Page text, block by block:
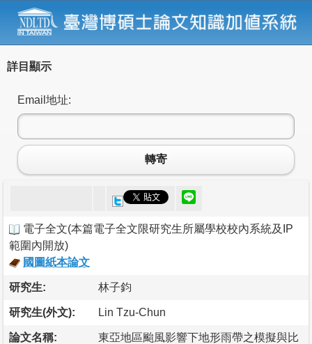
詳目顯示
Email地址:
轉寄
電子全文(本篇電子全文限研究生所屬學校校內系統及IP
範圍內開放)
國圖紙本論文
研究生: 林子鈞
研究生(外文): Lin Tzu-Chun
論文名稱:
東亞地區颱風影響下地形雨帶之模擬與比